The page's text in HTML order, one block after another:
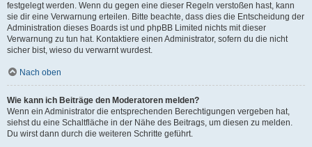
festgelegt werden. Wenn du gegen eine dieser Regeln verstoßen hast, kann
sie dir eine Verwarnung erteilen. Bitte beachte, dass dies die Entscheidung der
Administration dieses Boards ist und phpBB Limited nichts mit dieser
Verwarnung zu tun hat. Kontaktiere einen Administrator, sofern du die nicht
sicher bist, wieso du verwarnt wurdest.
Nach oben
Wie kann ich Beiträge den Moderatoren melden?
Wenn ein Administrator die entsprechenden Berechtigungen vergeben hat,
siehst du eine Schaltfläche in der Nähe des Beitrags, um diesen zu melden.
Du wirst dann durch die weiteren Schritte geführt.